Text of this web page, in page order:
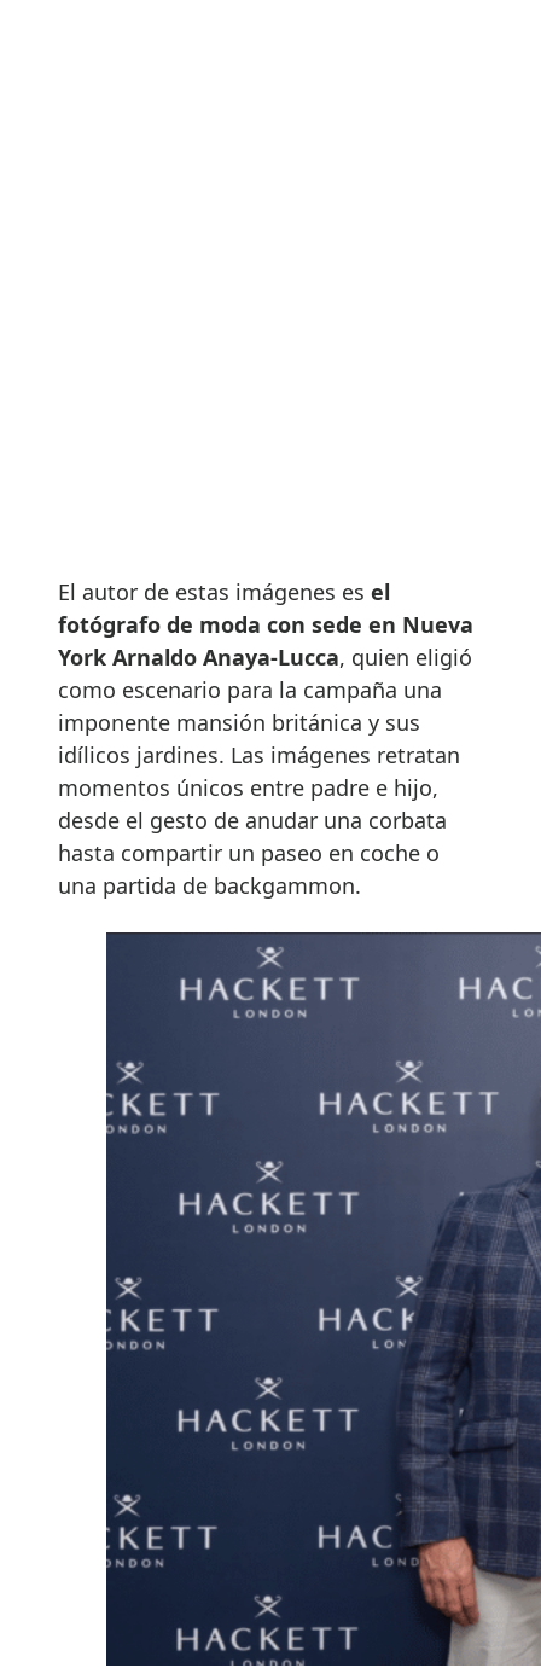
El autor de estas imágenes es el
fotógrafo de moda con sede en Nueva
York Arnaldo Anaya-Lucca, quien eligió
como escenario para la campaña una
imponente mansión británica y sus
idílicos jardines. Las imágenes retratan
momentos únicos entre padre e hijo,
desde el gesto de anudar una corbata
hasta compartir un paseo en coche o
una partida de backgammon.